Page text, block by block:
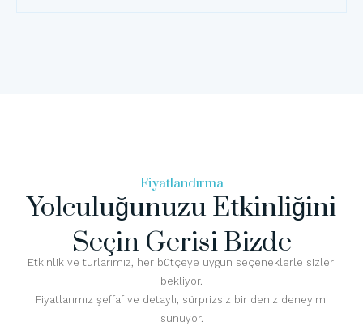
Fiyatlandırma
Yolculuğunuzu Etkinliğini
Seçin Gerisi Bizde
Etkinlik ve turlarımız, her bütçeye uygun seçeneklerle sizleri
bekliyor.
Fiyatlarımız şeffaf ve detaylı, sürprizsiz bir deniz deneyimi
sunuyor.